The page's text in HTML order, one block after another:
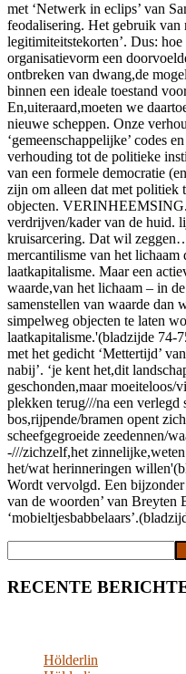
met ‘Netwerk in eclips’ van
feodalisering. Het gebruik van
legitimiteitstekorten’. Dus:
organisatievorm een
ontbreken van dwang,de
binnen een ideale toestand
En,uiteraard,moeten we
nieuwe scheppen. Onze
‘gemeenschappelijke’ codes
verhouding tot de politieke
van een formele democratie
zijn om alleen dat met politiek
objecten.
verdrijven/kader van de huid.
kruisarcering. Dat wil
mercantilisme van het
laatkapitalisme. Maar een
waarde,van het lichaam – in
samenstellen van waarde dan
simpelweg objecten te laten
laatkapitalisme.'(bladzijde 74-
met het gedicht ‘Mettertijd’
nabij’. ‘je kent het,dit
geschonden,maar
plekken terug///na een
bos,rijpende/bramen opent
scheefgegroeide zeedennen/
-///zichzelf,het
het/wat herinneringen
Wordt vervolgd. Een
van de woorden’ van Breyten
RECENTE
Hölderlin